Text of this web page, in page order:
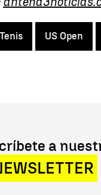
Tenis US Open
a